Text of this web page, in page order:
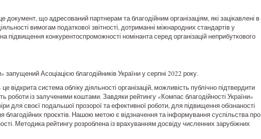
документ, що адресований партнерам та благодійним організаціям, які зацікавлені в
вимогам податкової звітності, дотриманні міжнародних стандартів у
підвищення конкурентоспроможності номінанта серед організацій неприбуткового
Асоціацією благодійників України у серпні 2022 року.
це відкрита система обліку діяльності організацій, можливість публічно підтвердити
роботи із залученими коштами. Завдяки рейтингу «Компас благодійності України»
для своєї подальшої прозорої та ефективної роботи, для підвищення обізнаності
благодійних проєктів. Нашою метою є відзначення та інформування суспільства про
Методика рейтингу розроблена із врахуванням досвіду численних зарубіжних